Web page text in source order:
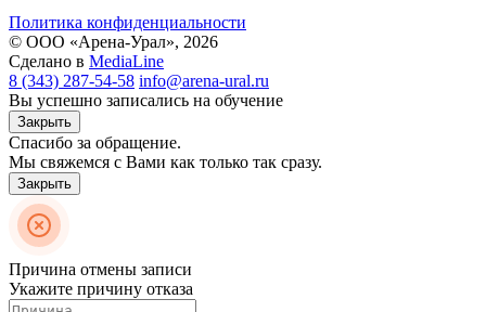
Политика конфиденциальности
© ООО «Арена-Урал», 2026
Сделано в MediaLine
8 (343) 287-54-58 info@arena-ural.ru
Вы успешно записались на обучение
Закрыть
Спасибо за обращение.
Мы свяжемся с Вами как только так сразу.
Закрыть
Причина отмены записи
Укажите причину отказа